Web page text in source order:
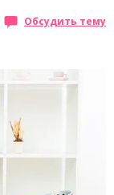
Обсудить тему